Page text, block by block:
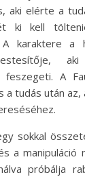
aki elérte a
ki kell
karaktere a
feszegeti. A
a tudás után
sokkal
a manipuláció
próbálja